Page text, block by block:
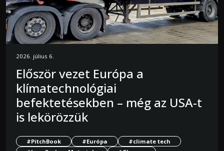
2026. július 6.
Először vezet Európa a
klímatechnológiai
befektetésekben – még az USA-t
is lekörözzük
#PitchBook #Európa
#climate tech